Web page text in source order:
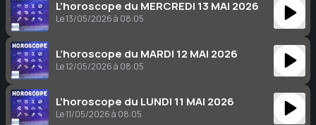
L’horoscope du MERCREDI 13 MAI 2026
Le 13/05/2026 à 08:05
L’horoscope du MARDI 12 MAI 2026
Le 12/05/2026 à 08:05
L’horoscope du LUNDI 11 MAI 2026
Le 11/05/2026 à 08:05